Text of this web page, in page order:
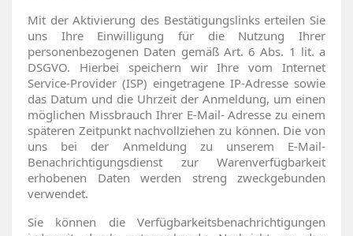
Mit der Aktivierung des Bestätigungslinks erteilen Sie
uns Ihre Einwilligung für die Nutzung Ihrer
personenbezogenen Daten gemäß Art. 6 Abs. 1 lit. a
DSGVO. Hierbei speichern wir Ihre vom Internet
Service-Provider (ISP) eingetragene IP-Adresse sowie
das Datum und die Uhrzeit der Anmeldung, um einen
möglichen Missbrauch Ihrer E-Mail- Adresse zu einem
späteren Zeitpunkt nachvollziehen zu können. Die von
uns bei der Anmeldung zu unserem E-Mail-
Benachrichtigungsdienst zur Warenverfügbarkeit
erhobenen Daten werden streng zweckgebunden
verwendet.
Sie können die Verfügbarkeitsbenachrichtigungen